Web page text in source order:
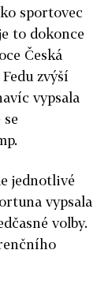
sportovec
to dokonce
Česká
zvýší
vypsala
jednotlivé
vypsala
volby.